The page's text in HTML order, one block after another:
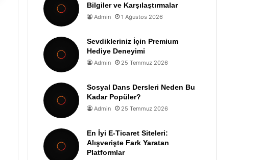
Bilgiler ve Karşılaştırmalar
Admin 1 Ağustos 2026
Sevdikleriniz İçin Premium
Hediye Deneyimi
Admin 25 Temmuz 2026
Sosyal Dans Dersleri Neden Bu
Kadar Popüler?
Admin 25 Temmuz 2026
En İyi E-Ticaret Siteleri:
Alışverişte Fark Yaratan
Platformlar